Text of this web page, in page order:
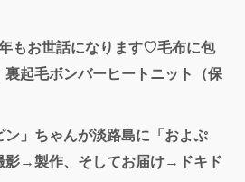
もお世話になります♡毛布に包
起毛ボンバーヒートニット（保
ン」ちゃんが淡路島に「およぷ
影→製作、そしてお届け→ドキド